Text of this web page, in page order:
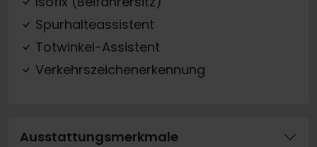
Spurhalteassistent
Totwinkel-Assistent
Verkehrszeichenerkennung
Ausstattungsmerkmale